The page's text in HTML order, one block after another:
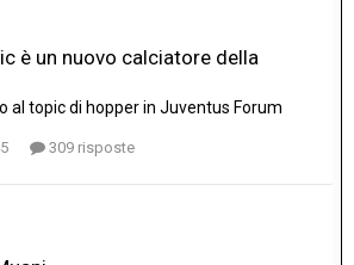
è un nuovo calciatore della
al topic di hopperin Juventus Forum
309 risposte